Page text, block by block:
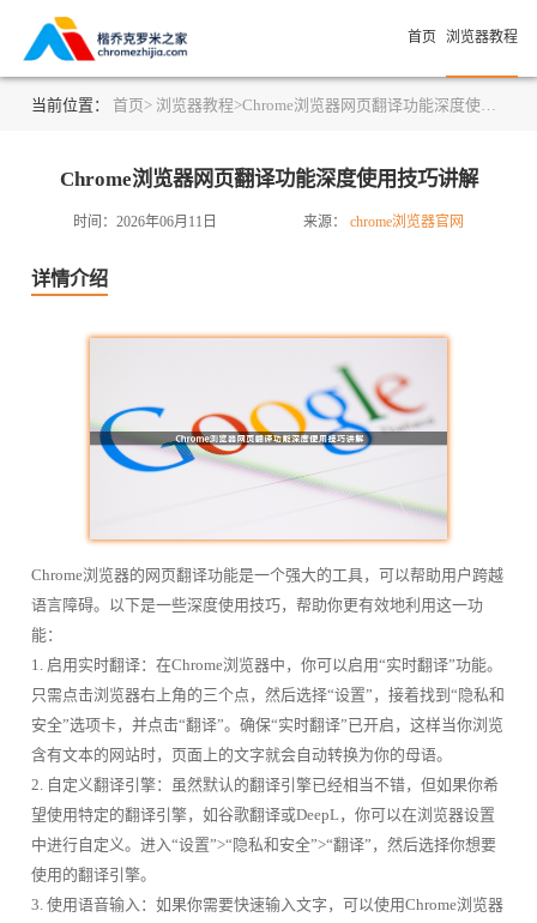
首页 浏览器教程
当前位置： 首页> 浏览器教程>Chrome浏览器网页翻译功能深度使用技巧讲解
Chrome浏览器网页翻译功能深度使用技巧讲解
时间：2026年06月11日 来源： chrome浏览器官网
详情介绍
Chrome浏览器的网页翻译功能是一个强大的工具，可以帮助用户跨越
语言障碍。以下是一些深度使用技巧，帮助你更有效地利用这一功
能：
1. 启用实时翻译：在Chrome浏览器中，你可以启用“实时翻译”功能。
只需点击浏览器右上角的三个点，然后选择“设置”，接着找到“隐私和
安全”选项卡，并点击“翻译”。确保“实时翻译”已开启，这样当你浏览
含有文本的网站时，页面上的文字就会自动转换为你的母语。
2. 自定义翻译引擎：虽然默认的翻译引擎已经相当不错，但如果你希
望使用特定的翻译引擎，如谷歌翻译或DeepL，你可以在浏览器设置
中进行自定义。进入“设置”>“隐私和安全”>“翻译”，然后选择你想要
使用的翻译引擎。
3. 使用语音输入：如果你需要快速输入文字，可以使用Chrome浏览器